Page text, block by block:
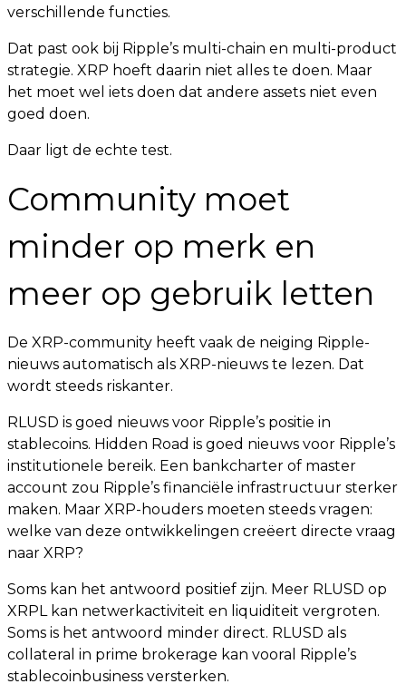
verschillende functies.
Dat past ook bij Ripple’s multi-chain en multi-product
strategie. XRP hoeft daarin niet alles te doen. Maar
het moet wel iets doen dat andere assets niet even
goed doen.
Daar ligt de echte test.
Community moet
minder op merk en
meer op gebruik letten
De XRP-community heeft vaak de neiging Ripple-
nieuws automatisch als XRP-nieuws te lezen. Dat
wordt steeds riskanter.
RLUSD is goed nieuws voor Ripple’s positie in
stablecoins. Hidden Road is goed nieuws voor Ripple’s
institutionele bereik. Een bankcharter of master
account zou Ripple’s financiële infrastructuur sterker
maken. Maar XRP-houders moeten steeds vragen:
welke van deze ontwikkelingen creëert directe vraag
naar XRP?
Soms kan het antwoord positief zijn. Meer RLUSD op
XRPL kan netwerkactiviteit en liquiditeit vergroten.
Soms is het antwoord minder direct. RLUSD als
collateral in prime brokerage kan vooral Ripple’s
stablecoinbusiness versterken.